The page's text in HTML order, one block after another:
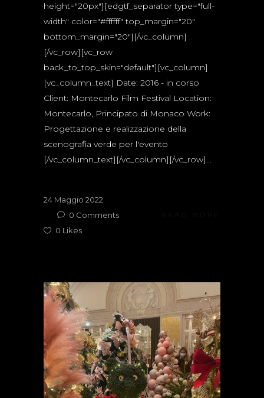
height="20px"][edgtf_separator type="full-
width" color="#ffffff" top_margin="20"
bottom_margin="20"][/vc_column]
[/vc_row][vc_row
back_to_top_skin="default"][vc_column]
[vc_column_text] Date: 2016 - in corso
Client: Montecarlo Film Festival Location:
Montecarlo, Principato di Monaco Work:
Progettazione e realizzazione della
scenografia verde per l'evento
[/vc_column_text][/vc_column][/vc_row]...
24 Maggio 2022
0 Comments
0 Likes